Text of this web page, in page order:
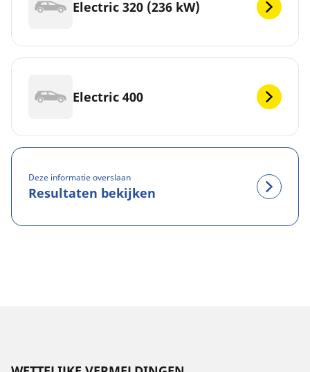
Electric 320 (236 kW)
Electric 400
Deze informatie overslaan
Resultaten bekijken